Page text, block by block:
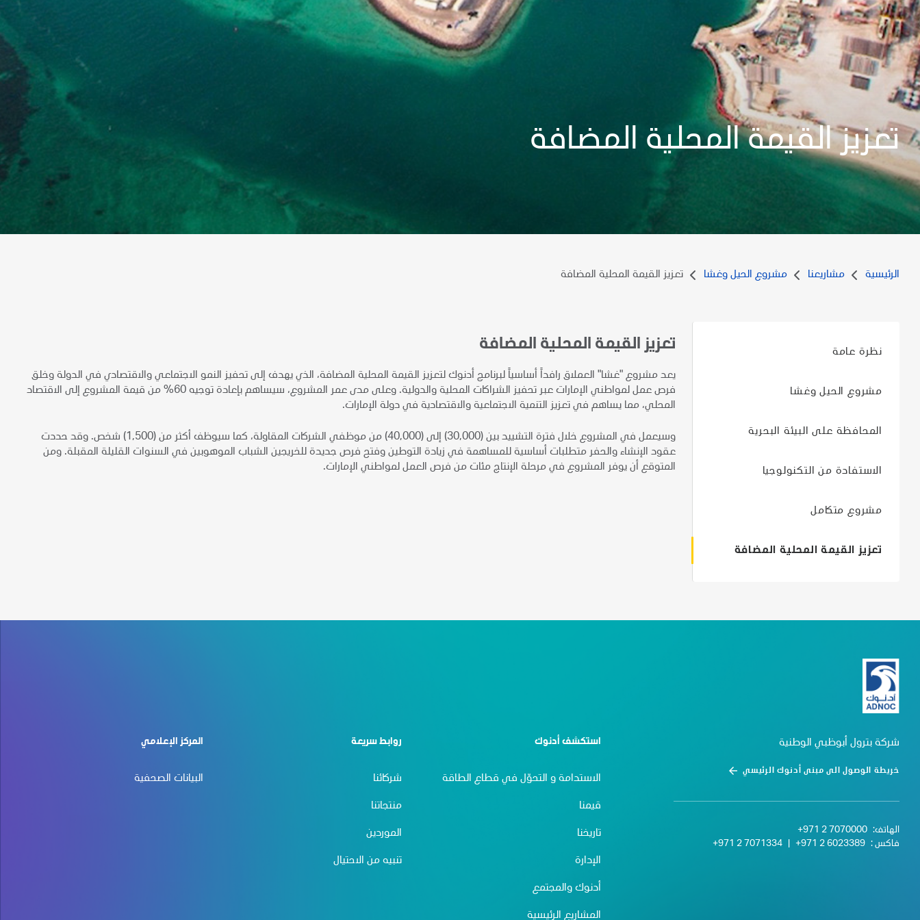
تعزيز القيمة المحلية المضافة
الرئيسية مشاريعنا مشروع الحيل وغشا تعزيز القيمة المحلية المضافة
تعزيز القيمة المحلية المضافة
يعد مشروع "غشا" العملاق رافداً أساسياً لبرنامج أدنوك لتعزيز القيمة المحلية المضافة، الذي يهدف إلى تحفيز النمو الاجتماعي والاقتصادي في الدولة وخلق
فرص عمل لمواطني الإمارات عبر تحفيز الشراكات المحلية والدولية. وعلى مدى عمر المشروع، سيساهم بإعادة توجيه 60% من قيمة المشروع إلى الاقتصاد
المحلي، مما يساهم في تعزيز التنمية الاجتماعية والاقتصادية في دولة الإمارات.
وسيعمل في المشروع خلال فترة التشييد بين (30,000) إلى (40,000) من موظفي الشركات المقاولة، كما سيوظف أكثر من (1,500) شخص. وقد حددت
عقود الإنشاء والحفر متطلبات أساسية للمساهمة في زيادة التوطين وفتح فرص جديدة للخريجين الشباب الموهوبين في السنوات القليلة المقبلة. ومن
المتوقع أن يوفر المشروع في مرحلة الإنتاج مئات من فرص العمل لمواطني الإمارات.
نظرة عامة
مشروع الحيل وغشا
المحافظة على البيئة البحرية
الاستفادة من التكنولوجيا
مشروع متكامل
تعزيز القيمة المحلية المضافة
شركة بترول أبوظبي الوطنية
خريطة الوصول الى مبنى أدنوك الرئيسي
الهاتف: +971 2 7070000
فاكس : +971 2 6023389
+971 2 7071334
استكشف أدنوك
الاستدامة و التحوّل في قطاع الطاقة
قيمنا
تاريخنا
الإدارة
أدنوك والمجتمع
المشاريع الرئيسية
روابط سريعة
شركائنا
منتجاتنا
الموردين
تنبيه من الاحتيال
المركز الإعلامي
البيانات الصحفية